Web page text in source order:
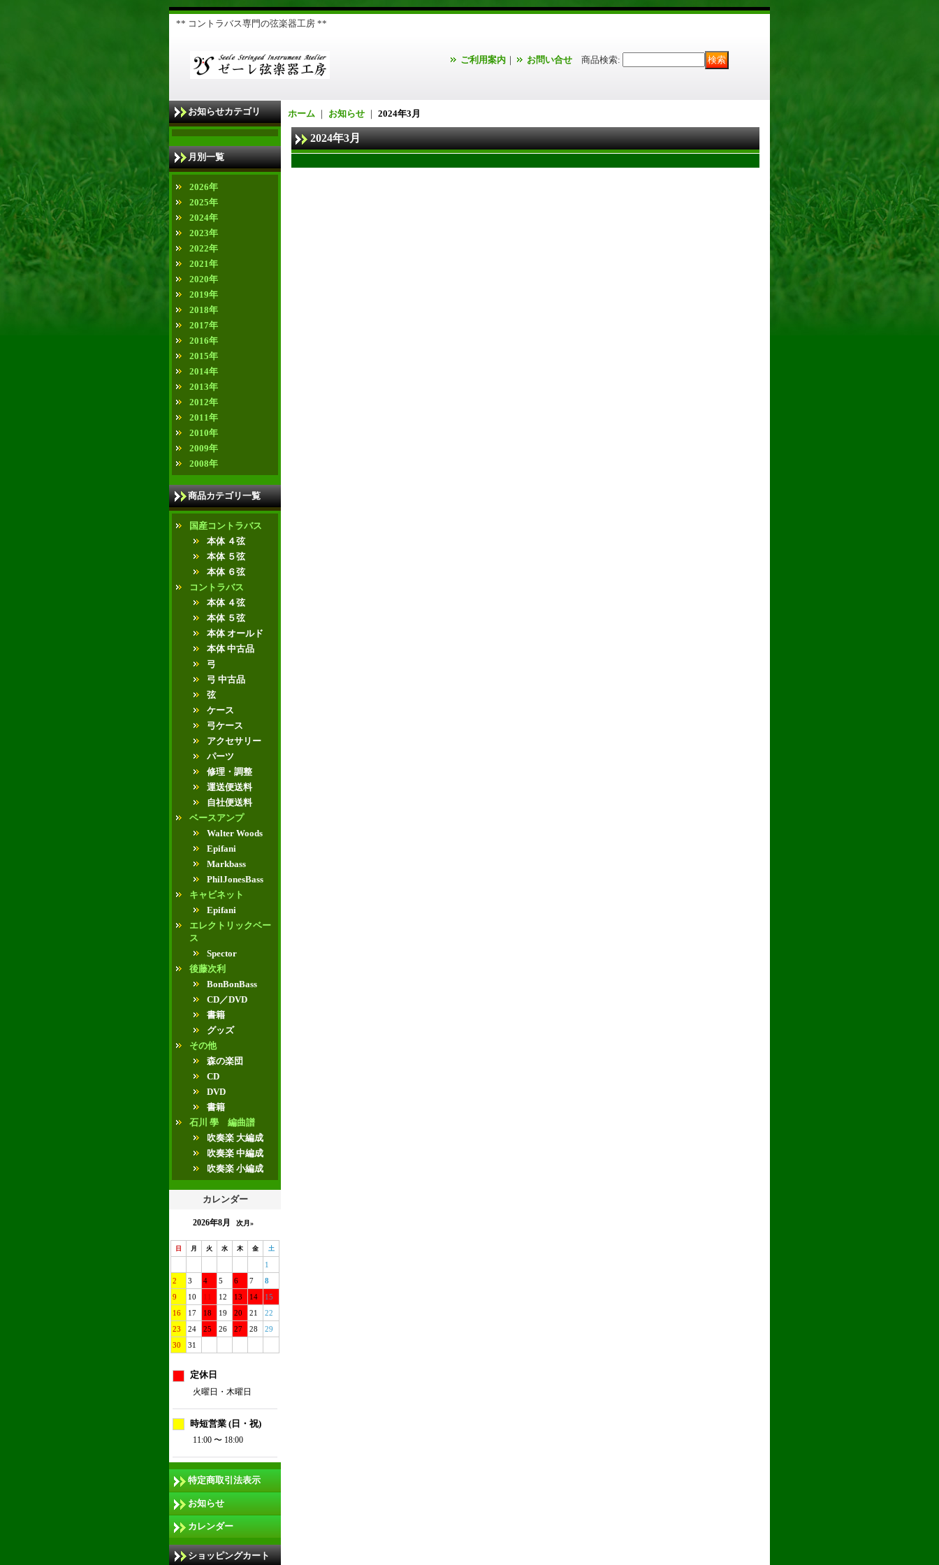
** コントラバス専門の弦楽器工房 **
ご利用案内 ｜ お問い合せ 商品検索:
お知らせカテゴリ
月別一覧
2026年
2025年
2024年
2023年
2022年
2021年
2020年
2019年
2018年
2017年
2016年
2015年
2014年
2013年
2012年
2011年
2010年
2009年
2008年
商品カテゴリ一覧
国産コントラバス
本体 ４弦
本体 ５弦
本体 ６弦
コントラバス
本体 ４弦
本体 ５弦
本体 オールド
本体 中古品
弓
弓 中古品
弦
ケース
弓ケース
アクセサリー
パーツ
修理・調整
運送便送料
自社便送料
ベースアンプ
Walter Woods
Epifani
Markbass
PhilJonesBass
キャビネット
Epifani
エレクトリックベー
ス
Spector
後藤次利
BonBonBass
CD／DVD
書籍
グッズ
その他
森の楽団
CD
DVD
書籍
石川 學 編曲譜
吹奏楽 大編成
吹奏楽 中編成
吹奏楽 小編成
カレンダー
2026年8月 次月»
日 月 火 水 木 金 土
1
2
3 4 5 6 7
8
9
10 11 12 13 14
15
16
17 18 19 20 21
22
23
24 25 26 27 28
29
30
31
定休日
火曜日・木曜日
時短営業 (日・祝)
11:00 〜 18:00
特定商取引法表示
お知らせ
カレンダー
ショッピングカート
ホーム ｜ お知らせ ｜ 2024年3月
2024年3月